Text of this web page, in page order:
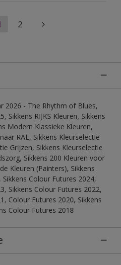
2
2026 - The Rhythm of Blues,
Sikkens RIJKS Kleuren, Sikkens
Modern Klassieke Kleuren,
RAL, Sikkens Kleurselectie
Grijzen, Sikkens Kleurselectie
Sikkens 200 Kleuren voor
Kleuren (Painters), Sikkens
Colour Futures 2024,
Sikkens Colour Futures 2022,
Colour Futures 2020, Sikkens
Colour Futures 2018